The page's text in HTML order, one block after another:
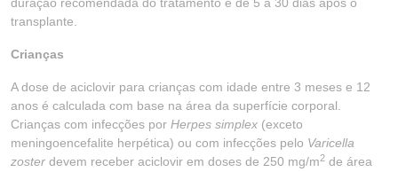
transplante.
Crianças
A dose de aciclovir para crianças com idade entre 3 meses e 12
anos é calculada com base na área da superfície corporal.
Crianças com infecções por Herpes simplex (exceto
meningoencefalite herpética) ou com infecções pelo Varicella
zoster devem receber aciclovir em doses de 250 mg/m2 de área